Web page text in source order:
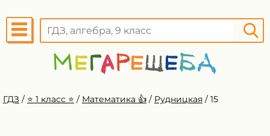
ГДЗ / ⭐️ 1 класс ⭐️ / Математика 👍 / Рудницкая / 15